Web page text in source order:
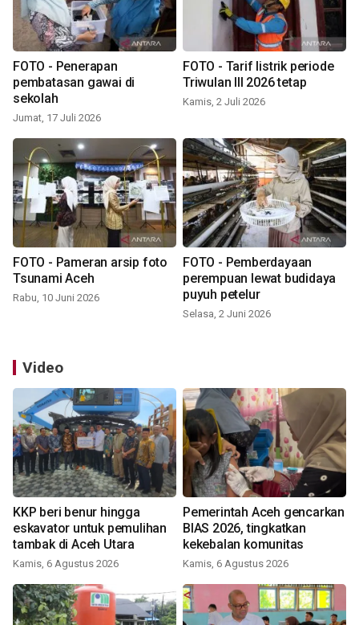
FOTO - Penerapan
pembatasan gawai di
sekolah
Jumat, 17 Juli 2026
FOTO - Tarif listrik periode
Triwulan III 2026 tetap
Kamis, 2 Juli 2026
FOTO - Pameran arsip foto
Tsunami Aceh
Rabu, 10 Juni 2026
FOTO - Pemberdayaan
perempuan lewat budidaya
puyuh petelur
Selasa, 2 Juni 2026
Video
KKP beri benur hingga
eskavator untuk pemulihan
tambak di Aceh Utara
Kamis, 6 Agustus 2026
Pemerintah Aceh gencarkan
BIAS 2026, tingkatkan
kekebalan komunitas
Kamis, 6 Agustus 2026